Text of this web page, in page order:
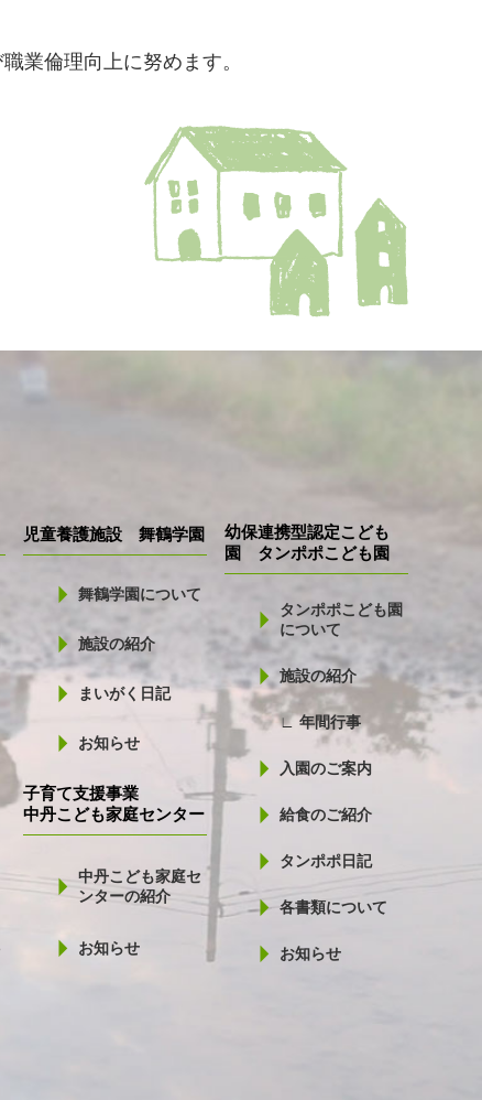
業倫理向上に努めます。
児童養護施設 舞鶴学園
舞鶴学園について
施設の紹介
まいがく日記
お知らせ
子育て支援事業
中丹こども家庭センター
中丹こども家庭セ
ンターの紹介
お知らせ
幼保連携型認定こども
園 タンポポこども園
タンポポこども園
について
施設の紹介
∟ 年間行事
入園のご案内
給食のご紹介
タンポポ日記
各書類について
お知らせ